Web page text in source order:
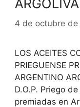
4 de octubre de
LOS ACEITES
PRIEGUENSE
ARGENTINO
D.O.P. Priego
premiadas en